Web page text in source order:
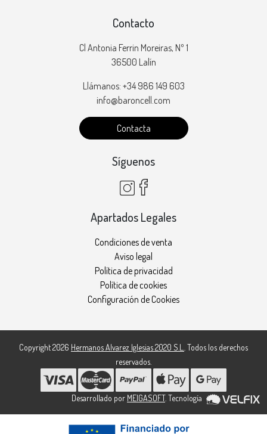
Contacto
Cl Antonia Ferrin Moreiras, Nº 1
36500 Lalín
Llámanos: +34 986 149 603
info@baroncell.com
Contacta
Síguenos
Apartados Legales
Condiciones de venta
Aviso legal
Política de privacidad
Política de cookies
Configuración de Cookies
Copyright 2026 Hermanos Alvarez Iglesias 2020 S.L.. Todos los derechos
reservados.
Desarrollado por MEIGASOFT. Tecnología